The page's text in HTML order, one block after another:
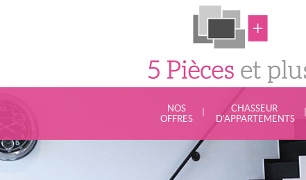
NOS
OFFRES
CHASSEUR
D'APPARTEMENTS